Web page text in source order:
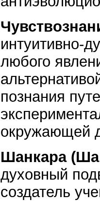
интуитивно-
любого
познания
окружающей
Шанкара
духовный
создатель